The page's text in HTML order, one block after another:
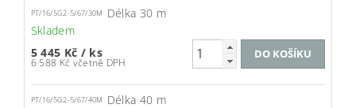
PT/16/5G2-5/67/30M
Délka 30 m
Skladem
5 445 Kč / ks
6 588 Kč včetně DPH
PT/16/5G2-5/67/40M
Délka 40 m